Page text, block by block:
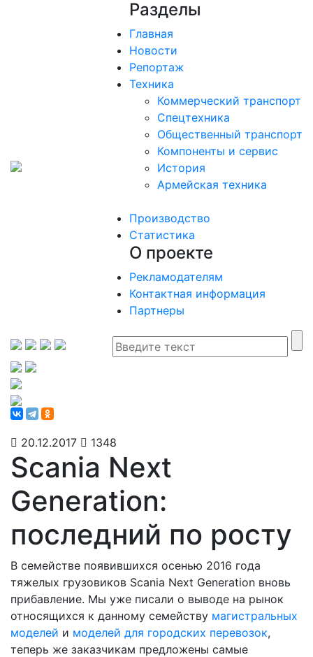
Разделы
Главная
Новости
Репортаж
Техника
Коммерческий транспорт
Спецтехника
Общественный транспорт
Компоненты и сервис
История
Армейская техника
Производство
Статистика
О проекте
Рекламодателям
Контактная информация
Партнеры
20.12.2017 1348
Scania Next
Generation:
последний по росту
В семействе появившихся осенью 2016 года
тяжелых грузовиков Scania Next Generation вновь
прибавление. Мы уже писали о выводе на рынок
относящихся к данному семейству магистральных
моделей и моделей для городских перевозок,
теперь же заказчикам предложены самые